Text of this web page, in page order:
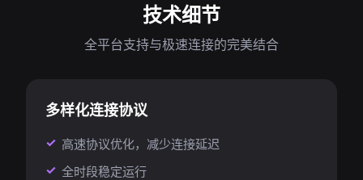
技术细节
全平台支持与极速连接的完美结合
多样化连接协议
高速协议优化，减少连接延迟
全时段稳定运行